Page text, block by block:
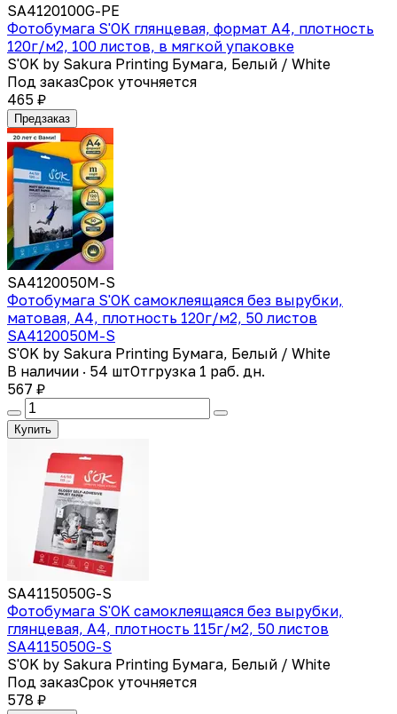
SA4120100G-PE
Фотобумага S'OK глянцевая, формат А4, плотность
120г/м2, 100 листов, в мягкой упаковке
S'OK by Sakura Printing Бумага, Белый / White
Под заказСрок уточняется
465 ₽
Предзаказ
SA4120050M-S
Фотобумага S'OK самоклеящаяся без вырубки,
матовая, А4, плотность 120г/м2, 50 листов
SA4120050M-S
S'OK by Sakura Printing Бумага, Белый / White
В наличии · 54 штОтгрузка 1 раб. дн.
567 ₽
Купить
SA4115050G-S
Фотобумага S'OK самоклеящаяся без вырубки,
глянцевая, А4, плотность 115г/м2, 50 листов
SA4115050G-S
S'OK by Sakura Printing Бумага, Белый / White
Под заказСрок уточняется
578 ₽